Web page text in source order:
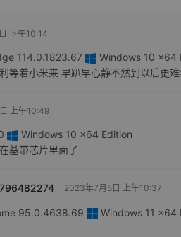
下午10:14
114.0.1823.67
Windows 10 x64
等着小米来 早趴早心静不然到以后更难
上午10:49
Windows 10 x64 Edition
基带芯片里面了
2023年7月5日 上午10:37
95.0.4638.69
Windows 11 x64